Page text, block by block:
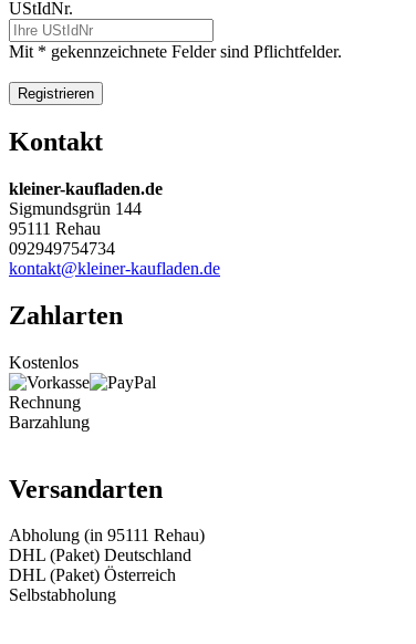
UStIdNr.
Mit * gekennzeichnete Felder sind Pflichtfelder.
Kontakt
kleiner-kaufladen.de
Sigmundsgrün 144
95111 Rehau
092949754734
kontakt@kleiner-kaufladen.de
Zahlarten
Kostenlos
Rechnung
Barzahlung
Versandarten
Abholung (in 95111 Rehau)
DHL (Paket) Deutschland
DHL (Paket) Österreich
Selbstabholung